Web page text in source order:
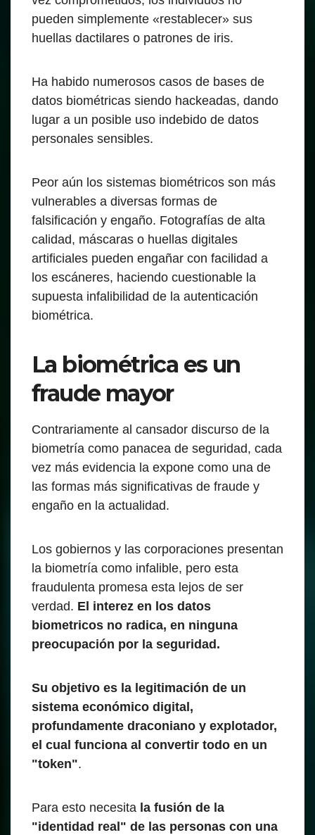
pueden simplemente «restablecer» sus
huellas dactilares o patrones de iris.
Ha habido numerosos casos de bases de
datos biométricas siendo hackeadas, dando
lugar a un posible uso indebido de datos
personales sensibles.
Peor aún los sistemas biométricos son más
vulnerables a diversas formas de
falsificación y engaño. Fotografías de alta
calidad, máscaras o huellas digitales
artificiales pueden engañar con facilidad a
los escáneres, haciendo cuestionable la
supuesta infalibilidad de la autenticación
biométrica.
La biométrica es un
fraude mayor
Contrariamente al cansador discurso de la
biometría como panacea de seguridad, cada
vez más evidencia la expone como una de
las formas más significativas de fraude y
engaño en la actualidad.
Los gobiernos y las corporaciones presentan
la biometría como infalible, pero esta
fraudulenta promesa esta lejos de ser
verdad. El interez en los datos
biometricos no radica, en ninguna
preocupación por la seguridad.
Su objetivo es la legitimación de un
sistema económico digital,
profundamente draconiano y explotador,
el cual funciona al convertir todo en un
"token".
Para esto necesita la fusión de la
"identidad real" de las personas con una